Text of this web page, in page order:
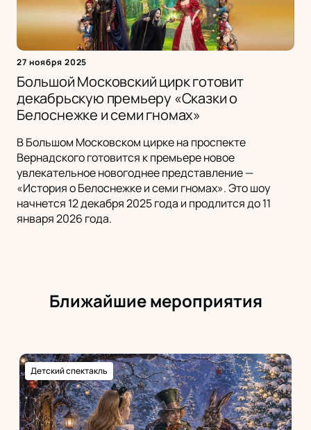
27 ноября 2025
Большой Московский цирк готовит
декабрьскую премьеру «Сказки о
Белоснежке и семи гномах»
В Большом Московском цирке на проспекте
Вернадского готовится к премьере новое
увлекательное новогоднее представление —
«История о Белоснежке и семи гномах». Это шоу
начнется 12 декабря 2025 года и продлится до 11
января 2026 года.
Ближайшие мероприятия
Детский спектакль